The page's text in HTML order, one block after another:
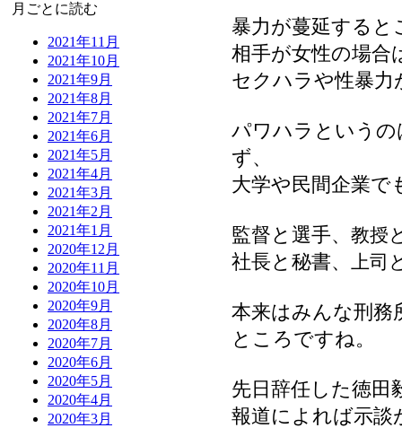
月ごとに読む
2021年11月
2021年10月
2021年9月
2021年8月
2021年7月
2021年6月
2021年5月
2021年4月
2021年3月
2021年2月
2021年1月
2020年12月
2020年11月
2020年10月
2020年9月
2020年8月
2020年7月
2020年6月
2020年5月
2020年4月
2020年3月
暴力が蔓延すると
相手が女性の場合
セクハラや性暴
パワハラという
ず、
大学や民間企業で
監督と選手、 教授
社長と秘書、 上司
本来はみんな刑務
ところですね。
先日辞任した徳田
報道によれば示談